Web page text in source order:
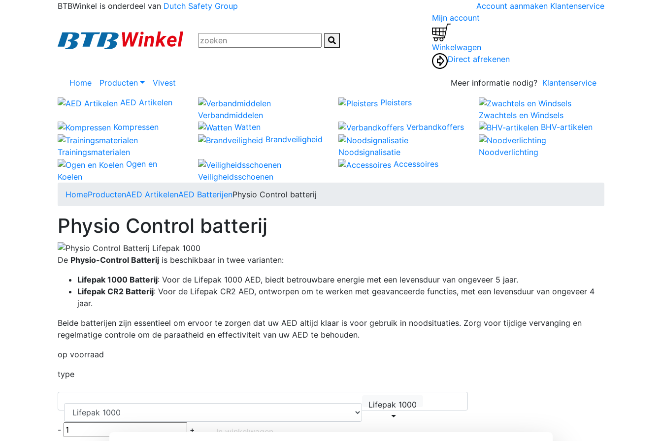
BTBWinkel is onderdeel van Dutch Safety Group Account aanmaken Klantenservice
Mijn account
Winkelwagen
Direct afrekenen
Home Producten Vivest Meer informatie nodig? Klantenservice
AED Artikelen
Verbandmiddelen
Pleisters
Zwachtels en Windsels
Kompressen
Watten Verbandkoffers BHV-artikelen
Trainingsmaterialen
Brandveiligheid
Noodsignalisatie
Noodverlichting
Ogen en
Koelen
Veiligheidsschoenen
Accessoires
HomeProductenAED ArtikelenAED BatterijenPhysio Control batterij
Physio Control batterij
De Physio-Control Batterij is beschikbaar in twee varianten:
Lifepak 1000 Batterij: Voor de Lifepak 1000 AED, biedt betrouwbare energie met een levensduur van ongeveer 5 jaar.
Lifepak CR2 Batterij: Voor de Lifepak CR2 AED, ontworpen om te werken met geavanceerde functies, met een levensduur van ongeveer 4
jaar.
Beide batterijen zijn essentieel om ervoor te zorgen dat uw AED altijd klaar is voor gebruik in noodsituaties. Zorg voor tijdige vervanging en
regelmatige controle om de paraatheid en effectiviteit van uw AED te behouden.
op voorraad
type
Lifepak 1000
- + In winkelwagen